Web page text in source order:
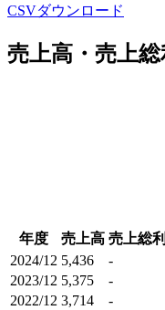
CSVダウンロード
売上高・売上
年度 売上高 売上総
2024/12 5,436
-
2023/12 5,375
-
2022/12 3,714 -